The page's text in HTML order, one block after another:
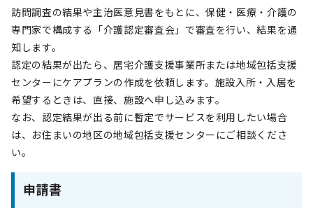
訪問調査の結果や主治医意見書をもとに、保健・医療・介護の
専門家で構成する「介護認定審査会」で審査を行い、結果を通
知します。
認定の結果が出たら、居宅介護支援事業所または地域包括支援
センターにケアプランの作成を依頼します。施設入所・入居を
希望するときは、直接、施設へ申し込みます。
なお、認定結果が出る前に暫定でサービスを利用したい場合
は、お住まいの地区の地域包括支援センターにご相談くださ
い。
申請書